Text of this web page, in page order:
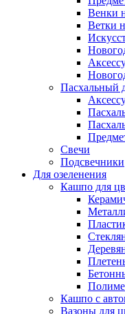
Венки
Ветки
Пасхальный
Свечи
Подсвечники
Для озеленения
Кашпо для
Кашпо с
Вазоны для